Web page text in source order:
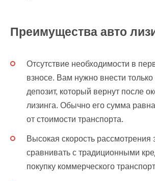
Преимущества авто
Отсутствие необходимости в
взносе. Вам нужно внести
депозит, который вернут после
лизинга. Обычно его сумма
от стоимости транспорта.
Высокая скорость рассмотрения
сравнивать с традиционными
покупку коммерческого